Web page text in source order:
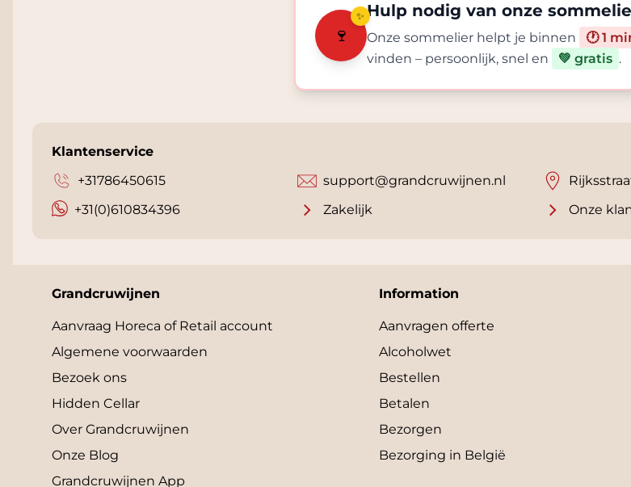
🍷
✨ Hulp nodig van onze
Onze sommelier helpt je binnen 🕐 1
vinden – persoonlijk, snel en
💚 gratis .
Klantenservice
+31786450615
+31(0)610834396
support@grandcruwijnen.nl
Zakelijk
Onze
Grandcruwijnen
Aanvraag Horeca of Retail account
Algemene voorwaarden
Bezoek ons
Hidden Cellar
Over Grandcruwijnen
Onze Blog
Grandcruwijnen App
Information
Aanvragen offerte
Alcoholwet
Bestellen
Betalen
Bezorgen
Bezorging in België